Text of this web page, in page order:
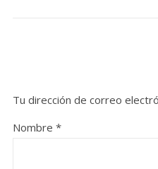
Tu dirección de correo
Nombre *